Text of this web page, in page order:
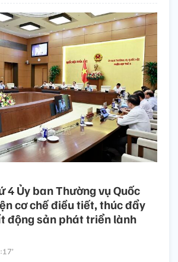
4 Ủy ban Thường vụ Quốc
cơ chế điều tiết, thúc đẩy
động sản phát triển lành